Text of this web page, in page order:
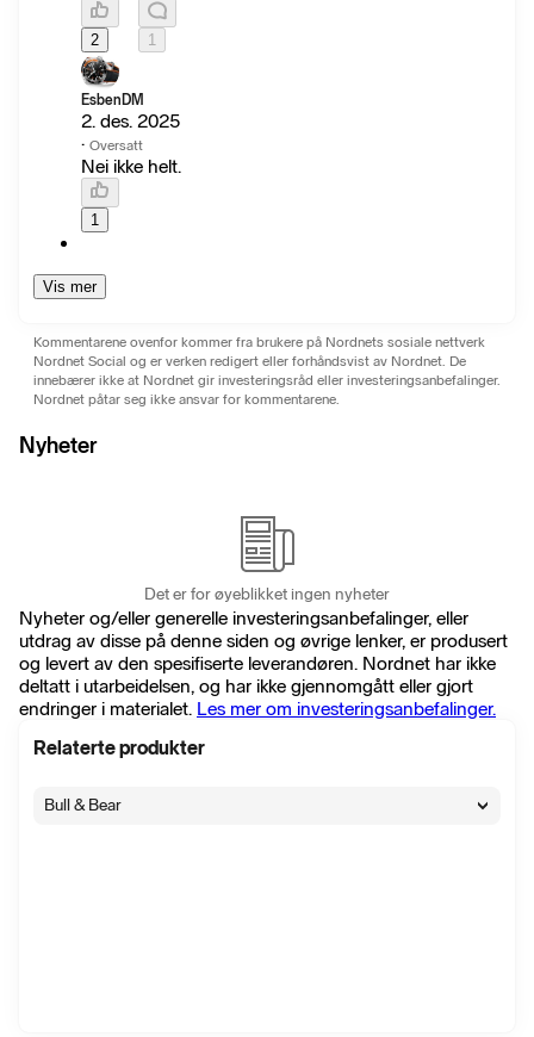
2 1
EsbenDM
2. des. 2025
· Oversatt
Nei ikke helt.
1
Vis mer
Kommentarene ovenfor kommer fra brukere på Nordnets sosiale nettverk
Nordnet Social og er verken redigert eller forhåndsvist av Nordnet. De
innebærer ikke at Nordnet gir investeringsråd eller investeringsanbefalinger.
Nordnet påtar seg ikke ansvar for kommentarene.
Nyheter
Det er for øyeblikket ingen nyheter
Nyheter og/eller generelle investeringsanbefalinger, eller
utdrag av disse på denne siden og øvrige lenker, er produsert
og levert av den spesifiserte leverandøren. Nordnet har ikke
deltatt i utarbeidelsen, og har ikke gjennomgått eller gjort
endringer i materialet. Les mer om investeringsanbefalinger.
Relaterte produkter
Bull & Bear